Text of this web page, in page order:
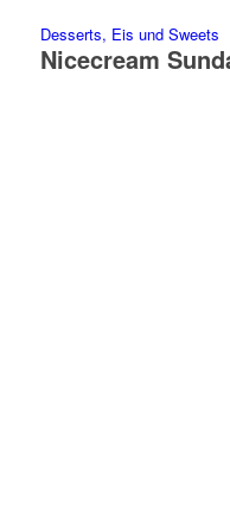
Desserts, Eis und Sweets
Nicecream